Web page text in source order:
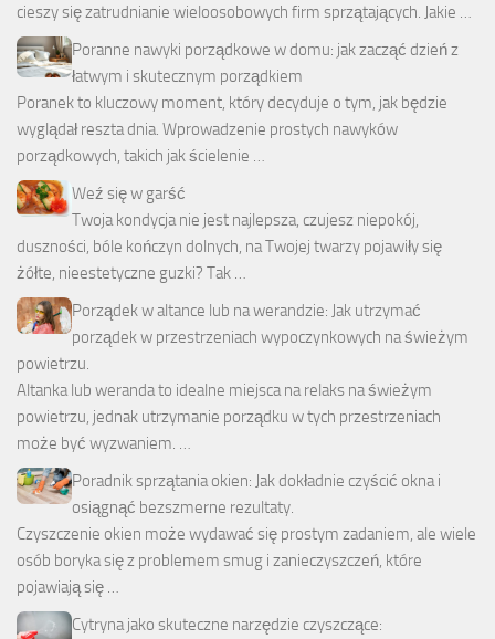
cieszy się zatrudnianie wieloosobowych firm sprzątających. Jakie …
Poranne nawyki porządkowe w domu: jak zacząć dzień z
łatwym i skutecznym porządkiem
Poranek to kluczowy moment, który decyduje o tym, jak będzie
wyglądał reszta dnia. Wprowadzenie prostych nawyków
porządkowych, takich jak ścielenie …
Weź się w garść
Twoja kondycja nie jest najlepsza, czujesz niepokój,
duszności, bóle kończyn dolnych, na Twojej twarzy pojawiły się
żółte, nieestetyczne guzki? Tak …
Porządek w altance lub na werandzie: Jak utrzymać
porządek w przestrzeniach wypoczynkowych na świeżym
powietrzu.
Altanka lub weranda to idealne miejsca na relaks na świeżym
powietrzu, jednak utrzymanie porządku w tych przestrzeniach
może być wyzwaniem. …
Poradnik sprzątania okien: Jak dokładnie czyścić okna i
osiągnąć bezszmerne rezultaty.
Czyszczenie okien może wydawać się prostym zadaniem, ale wiele
osób boryka się z problemem smug i zanieczyszczeń, które
pojawiają się …
Cytryna jako skuteczne narzędzie czyszczące: